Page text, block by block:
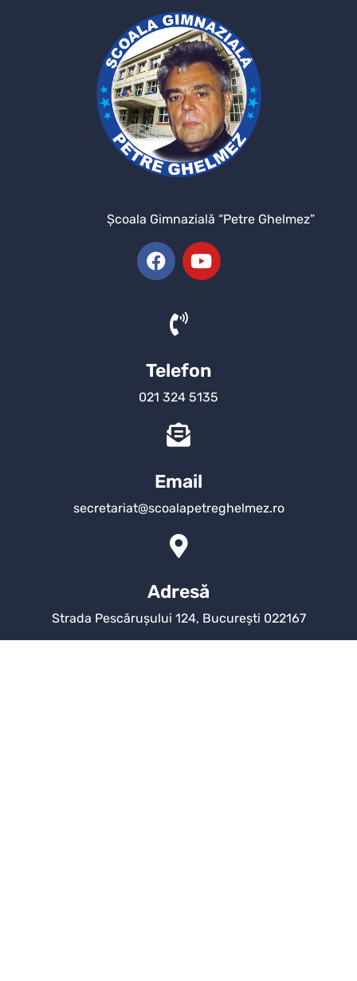
Şcoala Gimnazială “Petre Ghelmez”
Telefon
021 324 5135
Email
secretariat@scoalapetreghelmez.ro
Adresă
Strada Pescărușului 124, București 022167